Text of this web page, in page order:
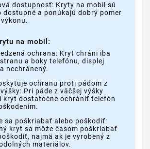
dostupnosť: Kryty na mobil sú
dostupné a ponúkajú dobrý pomer
na mobil:
ochrana: Kryt chráni iba
a boky telefónu, displej
nechránený.
ochranu proti pádom z
Pri páde z väčšej výšky
kryt dostatočne ochrániť telefón
sa poškriabať alebo poškodiť:
kryt sa môže časom poškriabať
najmä ak je vyrobený z
materiálov.